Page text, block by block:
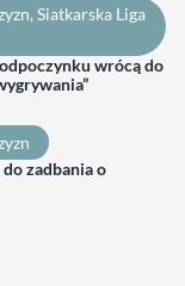
, Siatkarska Liga
wrócą do
zadbania o